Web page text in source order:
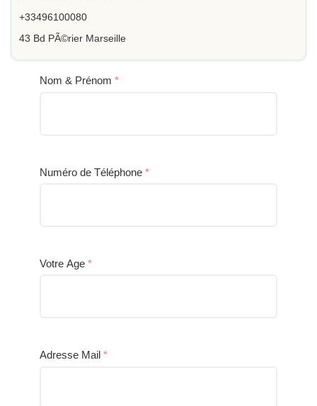
+33496100080
43 Bd PÃ©rier Marseille
Nom & Prénom *
Numéro de Téléphone *
Votre Age *
Adresse Mail *